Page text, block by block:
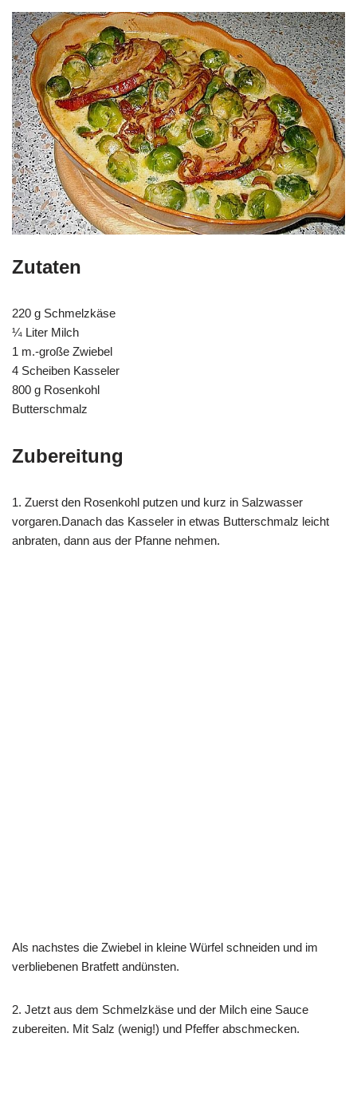
Zutaten
220 g Schmelzkäse
¼ Liter Milch
1 m.-große Zwiebel
4 Scheiben Kasseler
800 g Rosenkohl
Butterschmalz
Zubereitung
1. Zuerst den Rosenkohl putzen und kurz in Salzwasser
vorgaren.Danach das Kasseler in etwas Butterschmalz leicht
anbraten, dann aus der Pfanne nehmen.
Als nachstes die Zwiebel in kleine Würfel schneiden und im
verbliebenen Bratfett andünsten.
2. Jetzt aus dem Schmelzkäse und der Milch eine Sauce
zubereiten. Mit Salz (wenig!) und Pfeffer abschmecken.